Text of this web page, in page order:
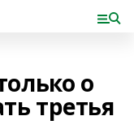
о
третья